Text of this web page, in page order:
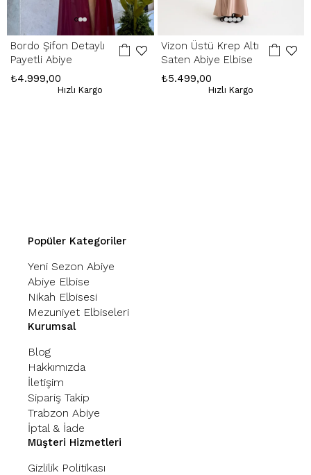
Bordo Şifon Detaylı
Payetli Abiye
₺4.999,00
Hızlı Kargo
Vizon Üstü Krep Altı
Saten Abiye Elbise
₺5.499,00
Hızlı Kargo
Popüler Kategoriler
Yeni Sezon Abiye
Abiye Elbise
Nikah Elbisesi
Mezuniyet Elbiseleri
Kurumsal
Blog
Hakkımızda
İletişim
Sipariş Takip
Trabzon Abiye
İptal & İade
Müşteri Hizmetleri
Gizlilik Politikası